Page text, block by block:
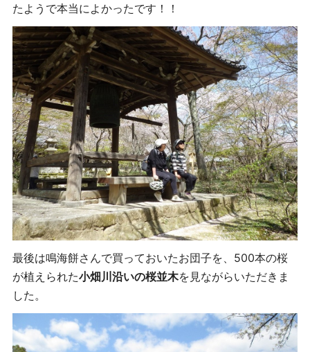
たようで本当によかったです！！
最後は鳴海餅さんで買っておいたお団子を、500本の桜
が植えられた小畑川沿いの桜並木を見ながらいただきま
した。